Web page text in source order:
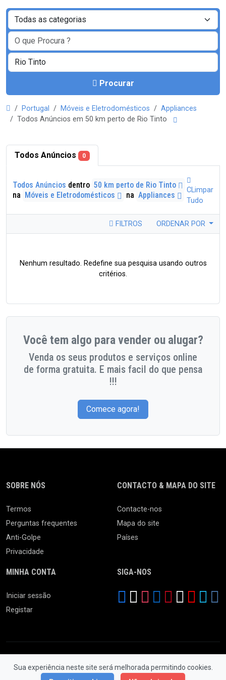
Procurar
Portugal Móveis e Eletrodomésticos
Appliances
Todos Anúncios em 50 km perto de Rio Tinto
Todos Anúncios 0
Todos Anúncios dentro 50 km perto de Rio Tinto
na Móveis e Eletrodomésticos na Appliances
CLimpar
Tudo
FILTROS ORDENAR POR
Nenhum resultado. Redefine sua pesquisa usando outros
critérios.
Você tem algo para vender ou alugar?
Venda os seus produtos e serviços online
de forma gratuita. E mais facil do que pensa
!!!
Comece agora!
Sua experiência neste site será melhorada permitindo cookies.
SOBRE NÓS
Termos
Perguntas frequentes
Anti-Golpe
Privacidade
CONTACTO & MAPA DO SITE
Contacte-nos
Mapa do site
Países
MINHA CONTA
Iniciar sessão
Registar
SIGA-NOS
© 2026 Feira da Ladra. Todos os Direitos Reservados.